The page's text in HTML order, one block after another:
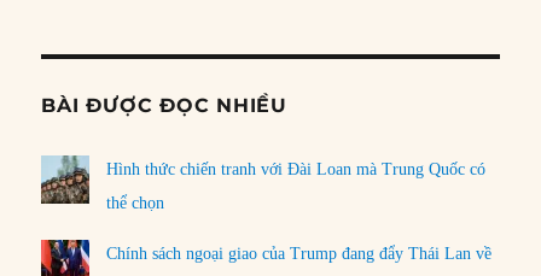
BÀI ĐƯỢC ĐỌC NHIỀU
Hình thức chiến tranh với Đài Loan mà Trung Quốc có
thể chọn
Chính sách ngoại giao của Trump đang đẩy Thái Lan về